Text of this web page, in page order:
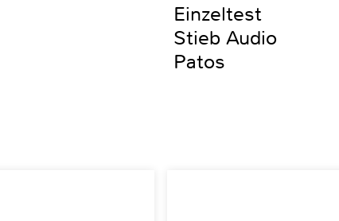
Einzeltest
Stieb Audio
Patos